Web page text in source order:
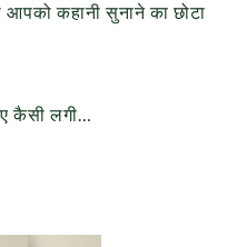
कहानी सुनाने का छोटा
कैसी लगी…